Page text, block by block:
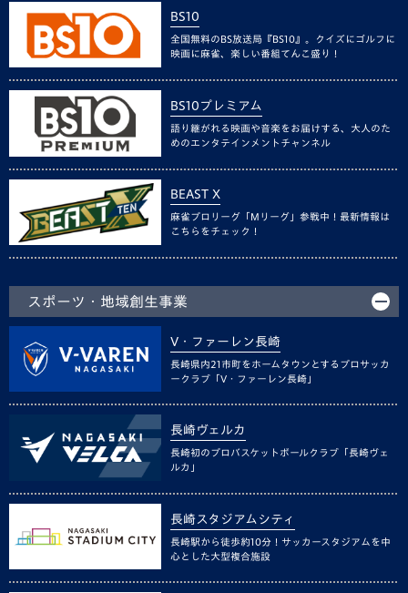
BS10
全国無料のBS放送局『BS10』。クイズにゴルフに
映画に麻雀、楽しい番組てんこ盛り！
BS10プレミアム
語り継がれる映画や音楽をお届けする、大人のた
めのエンタテインメントチャンネル
BEAST X
麻雀プロリーグ「Mリーグ」参戦中！最新情報は
こちらをチェック！
スポーツ・地域創生事業
V・ファーレン長崎
長崎県内21市町をホームタウンとするプロサッカ
ークラブ「V・ファーレン長崎」
長崎ヴェルカ
長崎初のプロバスケットボールクラブ「長崎ヴェ
ルカ」
長崎スタジアムシティ
長崎駅から徒歩約10分！サッカースタジアムを中
心とした大型複合施設